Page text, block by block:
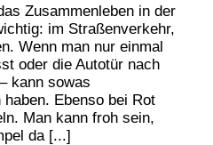
Zusammenleben in der
im Straßenverkehr,
Wenn man nur einmal
oder die Autotür nach
kann sowas
Ebenso bei Rot
Man kann froh sein,
da [...]